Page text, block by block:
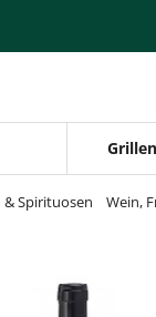
Grillen
& Spirituosen Wein,